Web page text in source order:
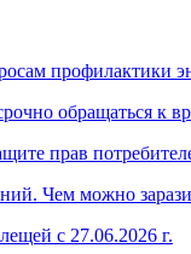
профилактики
обращаться к
прав
Чем можно
с 27.06.2026 г.